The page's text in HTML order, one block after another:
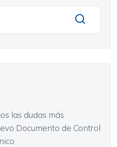
las dudas más
Documento de Control